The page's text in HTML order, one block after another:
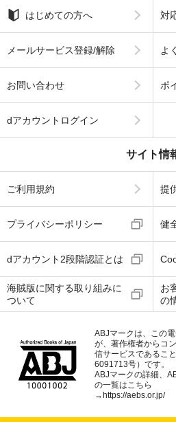
はじめての方へ 対
メールサービス登録/解除 よ
お問い合わせ ポ
dアカウントログイン
サイト情
ご利用規約 提
プライバシーポリシー 健
dアカウント2段階認証とは
海賊版に関する取り組みに
ついて
お
の
ABJマークは、この
が、著作権者からコ
信サービスであるこ
6091713号）です。
ABJマークの詳細、
の一覧はこちら
→https://aebs.or.jp/